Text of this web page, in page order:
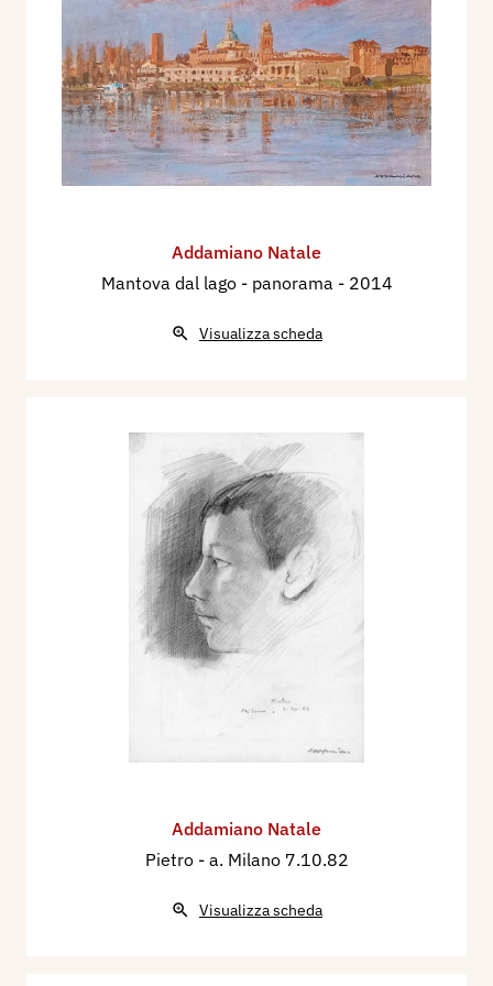
Addamiano Natale
Mantova dal lago - panorama - 2014
Visualizza scheda
Addamiano Natale
Pietro - a. Milano 7.10.82
Visualizza scheda